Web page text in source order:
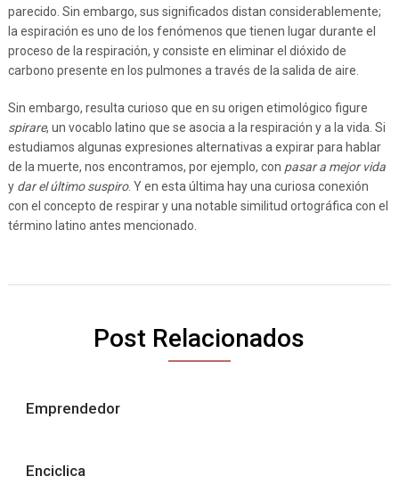
parecido. Sin embargo, sus significados distan considerablemente;
la espiración es uno de los fenómenos que tienen lugar durante el
proceso de la respiración, y consiste en eliminar el dióxido de
carbono presente en los pulmones a través de la salida de aire.
Sin embargo, resulta curioso que en su origen etimológico figure
spirare, un vocablo latino que se asocia a la respiración y a la vida. Si
estudiamos algunas expresiones alternativas a expirar para hablar
de la muerte, nos encontramos, por ejemplo, con pasar a mejor vida
y dar el último suspiro. Y en esta última hay una curiosa conexión
con el concepto de respirar y una notable similitud ortográfica con el
término latino antes mencionado.
Post Relacionados
Emprendedor
Enciclica